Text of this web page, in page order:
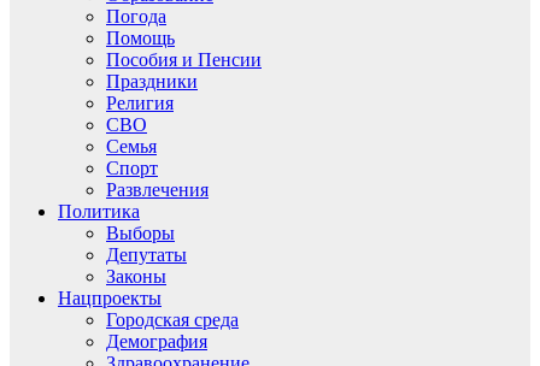
Погода
Помощь
Пособия и Пенсии
Праздники
Религия
СВО
Семья
Спорт
Развлечения
Политика
Выборы
Депутаты
Законы
Нацпроекты
Городская среда
Демография